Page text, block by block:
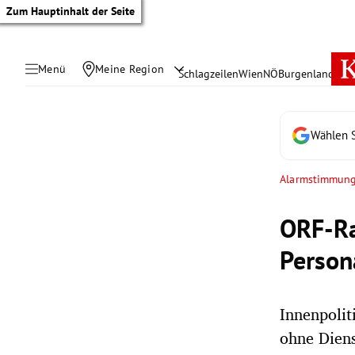
Zum Hauptinhalt der Seite
Menü Meine Region SchlagzeilenWienNÖBurgenland
Wählen
Alarmstimmung
ORF-
ohne